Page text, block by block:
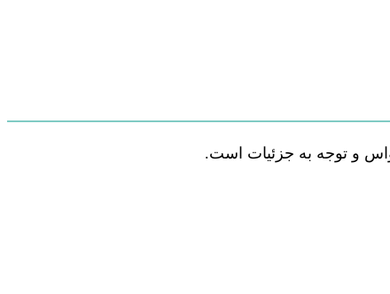
و توجه به جزئیات است.